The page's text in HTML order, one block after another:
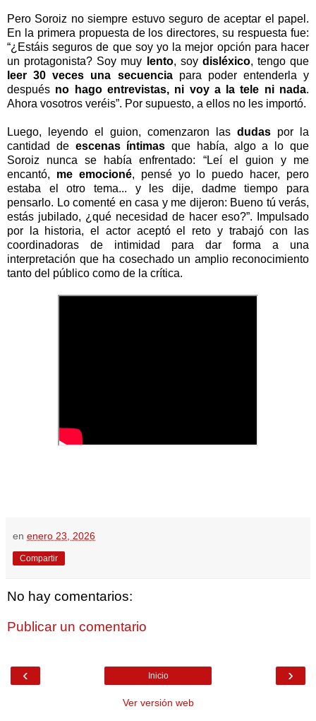
Pero Soroiz no siempre estuvo seguro de aceptar el papel.
En la primera propuesta de los directores, su respuesta fue:
“¿Estáis seguros de que soy yo la mejor opción para hacer
un protagonista? Soy muy
lento, soy disléxico, tengo que
leer 30 veces una secuenciapara poder entenderla y
después no hago entrevistas, ni voy a la tele ni nada.
Ahora vosotros veréis”. Por supuesto, a ellos no les importó.
Luego, leyendo el guion, comenzaron las dudas por la
cantidad de escenas íntimas que había, algo a lo que
Soroiz nunca se había enfrentado: “Leí el guion y me
encantó, me emocioné, pensé yo lo puedo hacer, pero
estaba el otro tema... y les dije, dadme tiempo para
pensarlo. Lo comenté en casa y me dijeron: Bueno tú verás,
estás jubilado, ¿qué necesidad de hacer eso?”. Impulsado
por la historia, el actor aceptó el reto y trabajó con las
coordinadoras de intimidad para dar forma a una
interpretación que ha cosechado un amplio reconocimiento
tanto del público como de la crítica.
en enero 23, 2026
Compartir
No hay comentarios:
Publicar un comentario
‹ ›
Inicio
Ver versión web